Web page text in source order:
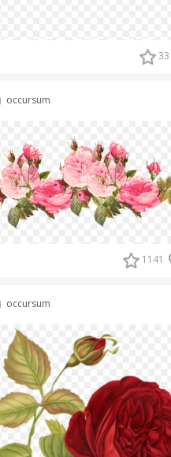
33
occursum
1141
occursum